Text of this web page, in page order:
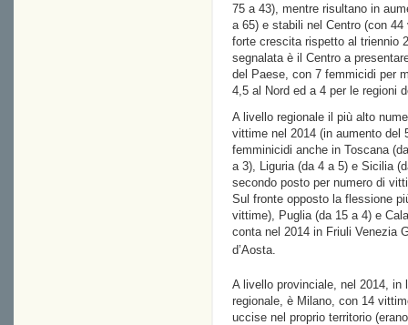
75 a 43), mentre risultano in
a 65) e stabili nel Centro (con
forte crescita rispetto al triennio
segnalata è il Centro a
del Paese, con 7 femmicidi per
4,5 al Nord ed a 4 per le regioni
A livello regionale il più alto
vittime nel 2014 (in aumento del
femminicidi anche in Toscana
a 3), Liguria (da 4 a 5) e Sicilia
secondo posto per numero di
Sul fronte opposto la flessione
vittime), Puglia (da 15 a 4) e
conta nel 2014 in Friuli Venezia
d’Aosta.
A livello provinciale, nel 2014,
regionale, è Milano, con 14
uccise nel proprio territorio